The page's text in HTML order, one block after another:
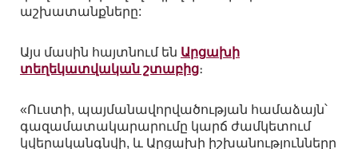
աշխատանքները:
Այս մասին հայտնում են Արցախի
տեղեկատվական շտաբից։
«Ուստի, պայմանավորվածության համաձայն՝
գազամատակարարումը կարճ ժամկետում
կվերականգնվի, և Արցախի իշխանությունները